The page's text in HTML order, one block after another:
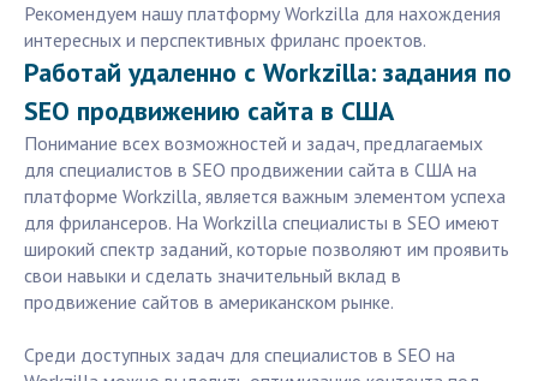
Рекомендуем нашу платформу Workzilla для нахождения
интересных и перспективных фриланс проектов.
Работай удаленно с Workzilla: задания по
SEO продвижению сайта в США
Понимание всех возможностей и задач, предлагаемых
для специалистов в SEO продвижении сайта в США на
платформе Workzilla, является важным элементом успеха
для фрилансеров. На Workzilla специалисты в SEO имеют
широкий спектр заданий, которые позволяют им проявить
свои навыки и сделать значительный вклад в
продвижение сайтов в американском рынке.
Среди доступных задач для специалистов в SEO на